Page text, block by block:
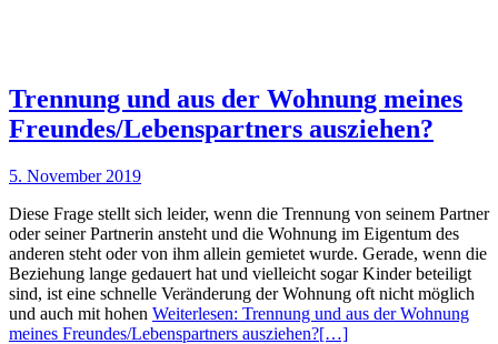
Trennung und aus der Wohnung meines
Freundes/Lebenspartners ausziehen?
5. November 2019
Diese Frage stellt sich leider, wenn die Trennung von seinem Partner
oder seiner Partnerin ansteht und die Wohnung im Eigentum des
anderen steht oder von ihm allein gemietet wurde. Gerade, wenn die
Beziehung lange gedauert hat und vielleicht sogar Kinder beteiligt
sind, ist eine schnelle Veränderung der Wohnung oft nicht möglich
und auch mit hohen Weiterlesen: Trennung und aus der Wohnung
meines Freundes/Lebenspartners ausziehen?[…]